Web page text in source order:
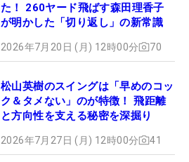
た！ 260ヤード飛ばす森田理香子
が明かした「切り返し」の新常識
2026年7月20日 (月) 12時00分 70
松山英樹のスイングは「早めのコッ
ク＆タメない」のが特徴！ 飛距離
と方向性を支える秘密を深掘り
2026年7月27日 (月) 12時00分 41